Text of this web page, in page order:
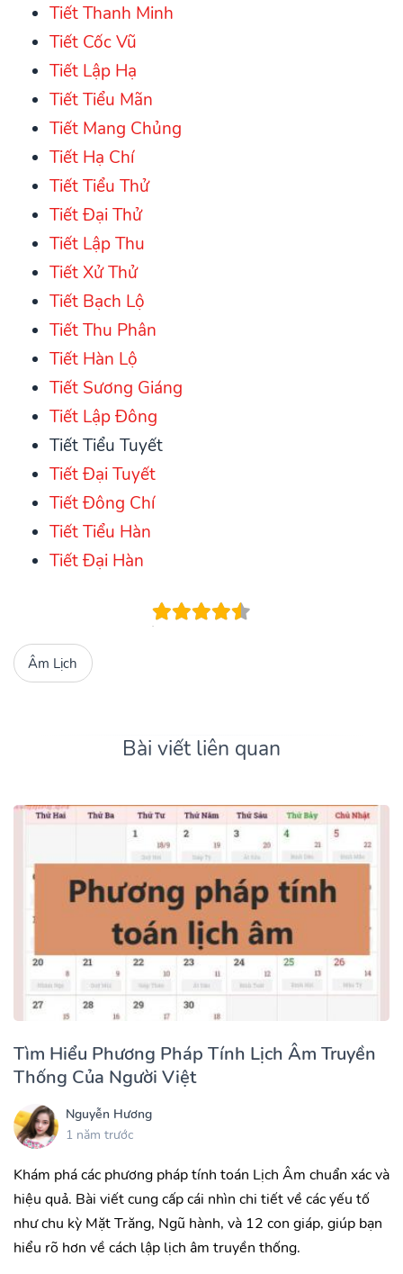
Tiết Thanh Minh
Tiết Cốc Vũ
Tiết Lập Hạ
Tiết Tiểu Mãn
Tiết Mang Chủng
Tiết Hạ Chí
Tiết Tiểu Thử
Tiết Đại Thử
Tiết Lập Thu
Tiết Xử Thử
Tiết Bạch Lộ
Tiết Thu Phân
Tiết Hàn Lộ
Tiết Sương Giáng
Tiết Lập Đông
Tiết Tiểu Tuyết
Tiết Đại Tuyết
Tiết Đông Chí
Tiết Tiểu Hàn
Tiết Đại Hàn
Âm Lịch
Bài viết liên quan
Tìm Hiểu Phương Pháp Tính Lịch Âm Truyền
Thống Của Người Việt
Nguyễn Hương
1 năm trước
Khám phá các phương pháp tính toán Lịch Âm chuẩn xác và
hiệu quả. Bài viết cung cấp cái nhìn chi tiết về các yếu tố
như chu kỳ Mặt Trăng, Ngũ hành, và 12 con giáp, giúp bạn
hiểu rõ hơn về cách lập lịch âm truyền thống.